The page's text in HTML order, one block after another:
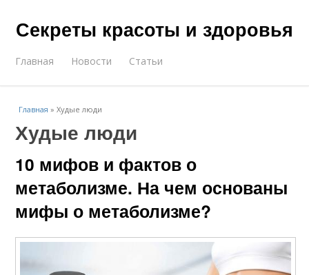
Секреты красоты и здоровья
Главная Новости Статьи
Главная »Худые люди
Худые люди
10 мифов и фактов о
метаболизме. На чем основаны
мифы о метаболизме?